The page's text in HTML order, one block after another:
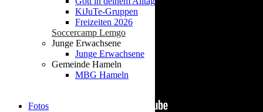
KiJuTe-Gruppen
Freizeiten 2026
Soccercamp Lemgo
Junge Erwachsene
Junge Erwachsene
Gemeinde Hameln
MBG Hameln
Fotos